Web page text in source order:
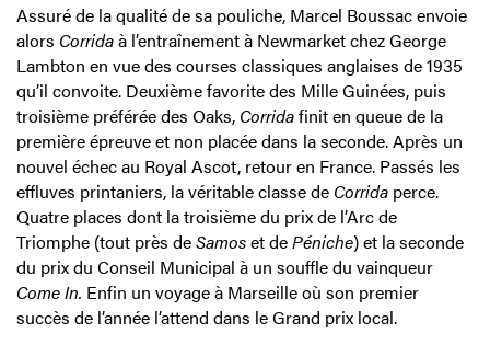
Assuré de la qualité de sa pouliche, Marcel Boussac envoie
alors Corridaà l’entraînement à Newmarket chez George
Lambton en vue des courses classiques anglaises de 1935
qu’il convoite. Deuxième favorite des Mille Guinées, puis
troisième préférée des Oaks, Corridafinit en queue de la
première épreuve et non placée dans la seconde. Après un
nouvel échec au Royal Ascot, retour en France. Passés les
effluves printaniers, la véritable classe de Corrida perce.
Quatre places dont la troisième du prix de l’Arc de
Triomphe (tout près deSamoset dePéniche) et la seconde
du prix du Conseil Municipal à un souffle du vainqueur
Come In. Enfin un voyage à Marseille où son premier
succès de l’année l’attend dans le Grand prix local.